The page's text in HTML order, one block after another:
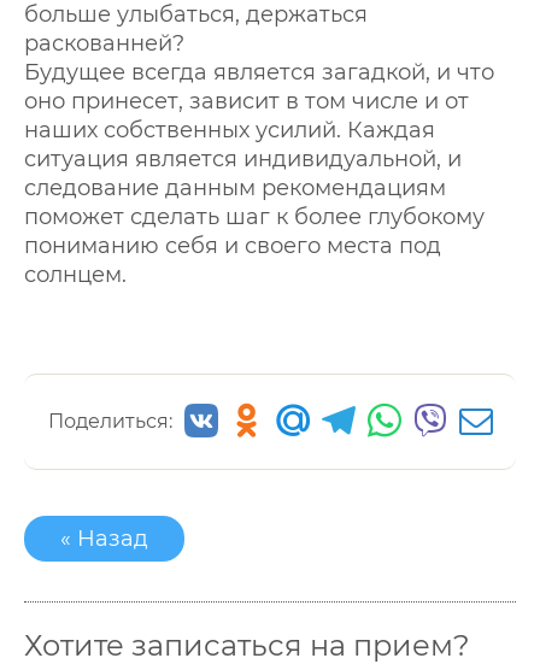
больше улыбаться, держаться
раскованней?
Будущее всегда является загадкой, и что
оно принесет, зависит в том числе и от
наших собственных усилий. Каждая
ситуация является индивидуальной, и
следование данным рекомендациям
поможет сделать шаг к более глубокому
пониманию себя и своего места под
солнцем.
Поделиться:
« Назад
Хотите записаться на прием?